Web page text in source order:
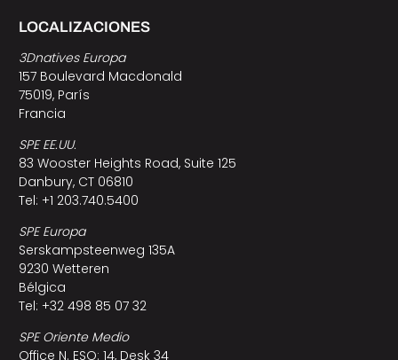
LOCALIZACIONES
3Dnatives Europa
157 Boulevard Macdonald
75019, París
Francia
SPE EE.UU.
83 Wooster Heights Road, Suite 125
Danbury, CT 06810
Tel: +1 203.740.5400
SPE Europa
Serskampsteenweg 135A
9230 Wetteren
Bélgica
Tel: +32 498 85 07 32
SPE Oriente Medio
Office N. ESO: 14, Desk 34